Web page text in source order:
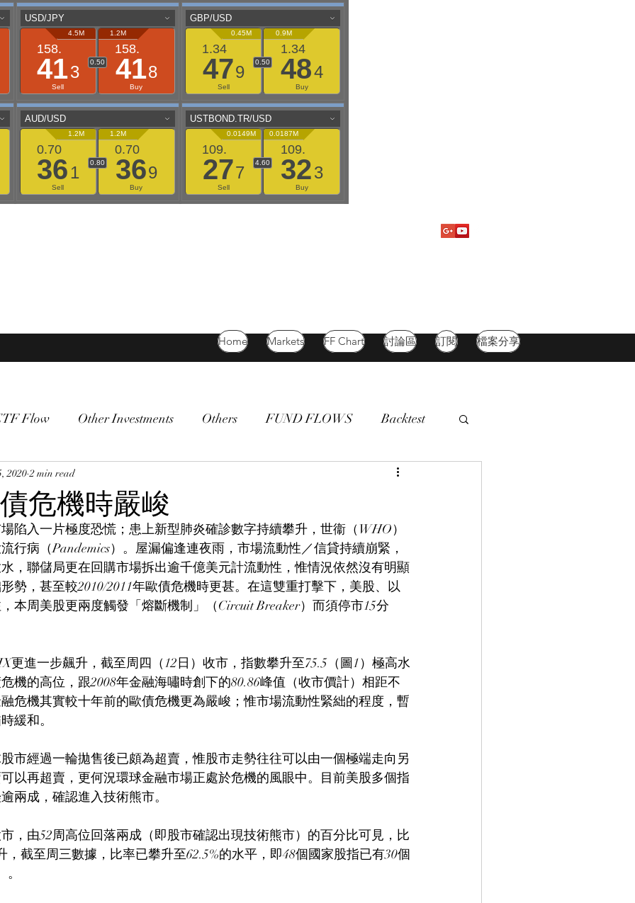
Home Markets FF Chart 討論區 訂閱 檔案分享
Flow Other Investments Others FUND FLOWS Backtest
bitcoin Oil
危機時嚴峻
2020 2 min read
陷入一片極度恐慌；患上新型肺炎確診數字持續攀升，世衞（WHO）
行病（Pandemics）。屋漏偏逢連夜雨，市場流動性／信貸持續崩緊，
，聯儲局更在回購市場拆出逾千億美元計流動性，惟情況依然沒有明顯
勢，甚至較2010/2011年歐債危機時更甚。在這雙重打擊下，美股、以
本周美股更兩度觸發「熔斷機制」（Circuit Breaker）而須停市15分
更進一步飆升，截至周四（12日）收市，指數攀升至75.5（圖1）極高水
機的高位，跟2008年金融海嘯時創下的80.86峰值（收市價計）相距不
危機其實較十年前的歐債危機更為嚴峻；惟市場流動性緊絀的程度，暫
緩和。
市經過一輪拋售後已頗為超賣，惟股市走勢往往可以由一個極端走向另
以再超賣，更何況環球金融市場正處於危機的風眼中。目前美股多個指
兩成，確認進入技術熊市。
，由52周高位回落兩成（即股市確認出現技術熊市）的百分比可見，比
，截至周三數據，比率已攀升至62.5%的水平，即48個國家股指已有30個